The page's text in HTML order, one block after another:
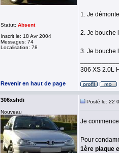
Statut: Absent
Inscrit le: 18 Avr 2004
Messages: 74
Localisation: 78
1. Je
2. Je bouche
3. Je bouche
306 XS 2.0L
Revenir en haut de page
306xshdi
Nouveau
Posté le: 22
Je
Pour
1ère plaque